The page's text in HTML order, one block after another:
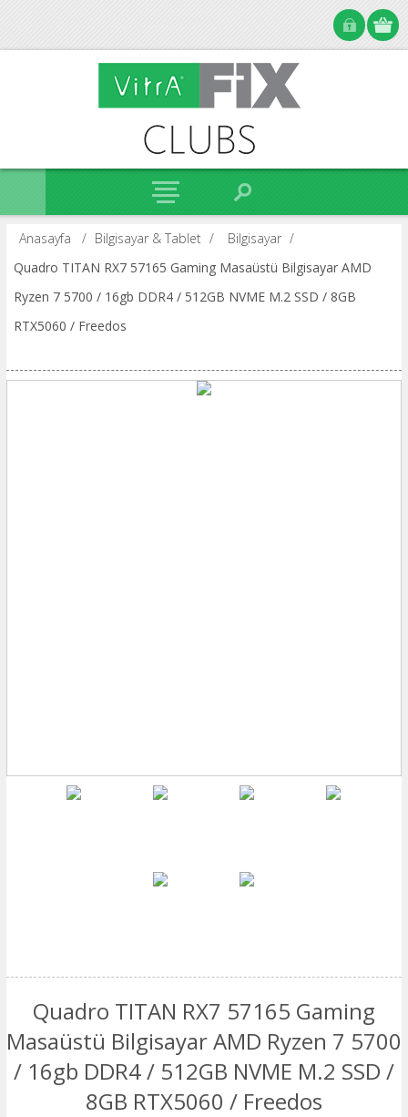
Anasayfa / Bilgisayar & Tablet / Bilgisayar /
Quadro TITAN RX7 57165 Gaming Masaüstü Bilgisayar AMD
Ryzen 7 5700 / 16gb DDR4 / 512GB NVME M.2 SSD / 8GB
RTX5060 / Freedos
Quadro TITAN RX7 57165 Gaming
Masaüstü Bilgisayar AMD Ryzen 7 5700
/ 16gb DDR4 / 512GB NVME M.2 SSD /
8GB RTX5060 / Freedos